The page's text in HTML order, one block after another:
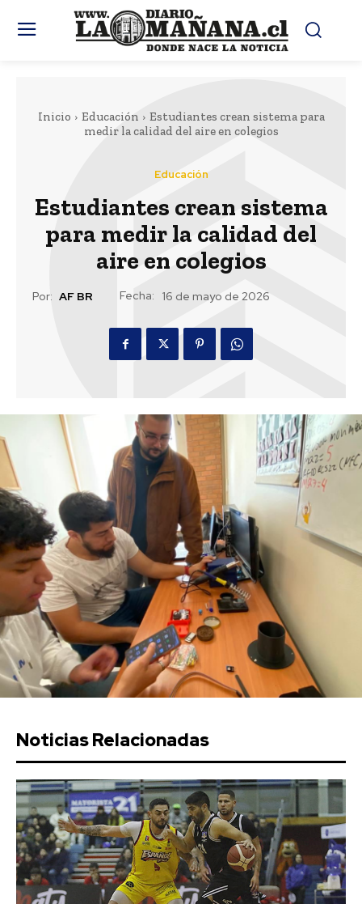
Inicio Educación
Estudiantes crean sistema para
medir la calidad del aire en colegios
Educación
Estudiantes crean sistema
para medir la calidad del
aire en colegios
Por: AF BR Fecha: 16 de mayo de 2026
Noticias Relacionadas